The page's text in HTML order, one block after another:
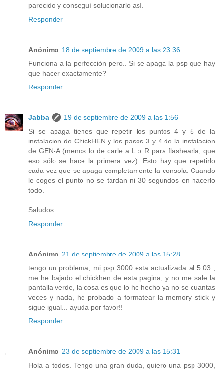
parecido y conseguí solucionarlo así.
Responder
Anónimo 18 de septiembre de 2009 a las 23:36
Funciona a la perfección pero.. Si se apaga la psp que hay
que hacer exactamente?
Responder
Jabba
19 de septiembre de 2009 a las 1:56
Si se apaga tienes que repetir los puntos 4 y 5 de la
instalacion de ChickHEN y los pasos 3 y 4 de la instalacion
de GEN-A (menos lo de darle a L o R para flashearla, que
eso sólo se hace la primera vez). Esto hay que repetirlo
cada vez que se apaga completamente la consola. Cuando
le coges el punto no se tardan ni 30 segundos en hacerlo
todo.
Saludos
Responder
Anónimo 21 de septiembre de 2009 a las 15:28
tengo un problema, mi psp 3000 esta actualizada al 5.03 ,
me he bajado el chickhen de esta pagina, y no me sale la
pantalla verde, la cosa es que lo he hecho ya no se cuantas
veces y nada, he probado a formatear la memory stick y
sigue igual... ayuda por favor!!
Responder
Anónimo 23 de septiembre de 2009 a las 15:31
Hola a todos. Tengo una gran duda, quiero una psp 3000,